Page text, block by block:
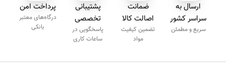
ارسال به
سراسر کشور
سریع و مطمئن
ضمانت
اصالت کالا
تضمین کیفیت
مواد
پشتیبانی
تخصصی
پاسخگویی در
ساعات کاری
پرداخت امن
درگاه‌های معتبر
بانکی